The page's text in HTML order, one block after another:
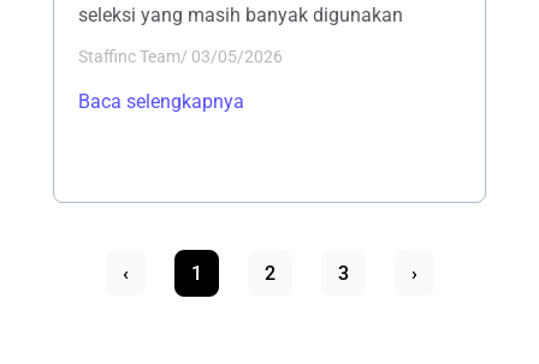
seleksi yang masih banyak digunakan
Staffinc Team/ 03/05/2026
Baca selengkapnya
‹ 1 2 3 ›